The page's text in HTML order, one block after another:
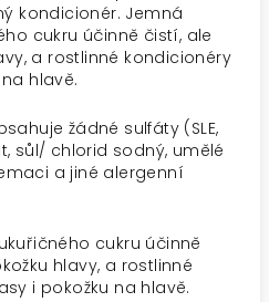
kondicionér. Jemná
cukru účinně čistí, ale
a rostlinné kondicionéry
hlavě.
žádné sulfáty (SLE,
sůl/ chlorid sodný, umělé
a jiné alergenní
cukru účinně
hlavy, a rostlinné
i pokožku na hlavě.